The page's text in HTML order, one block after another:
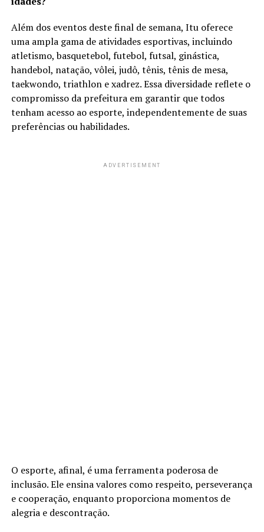
Além dos eventos deste final de semana, Itu oferece
uma ampla gama de atividades esportivas, incluindo
atletismo, basquetebol, futebol, futsal, ginástica,
handebol, natação, vôlei, judô, tênis, tênis de mesa,
taekwondo, triathlon e xadrez. Essa diversidade reflete o
compromisso da prefeitura em garantir que todos
tenham acesso ao esporte, independentemente de suas
preferências ou habilidades.
ADVERTISEMENT
O esporte, afinal, é uma ferramenta poderosa de
inclusão. Ele ensina valores como respeito, perseverança
e cooperação, enquanto proporciona momentos de
alegria e descontração.